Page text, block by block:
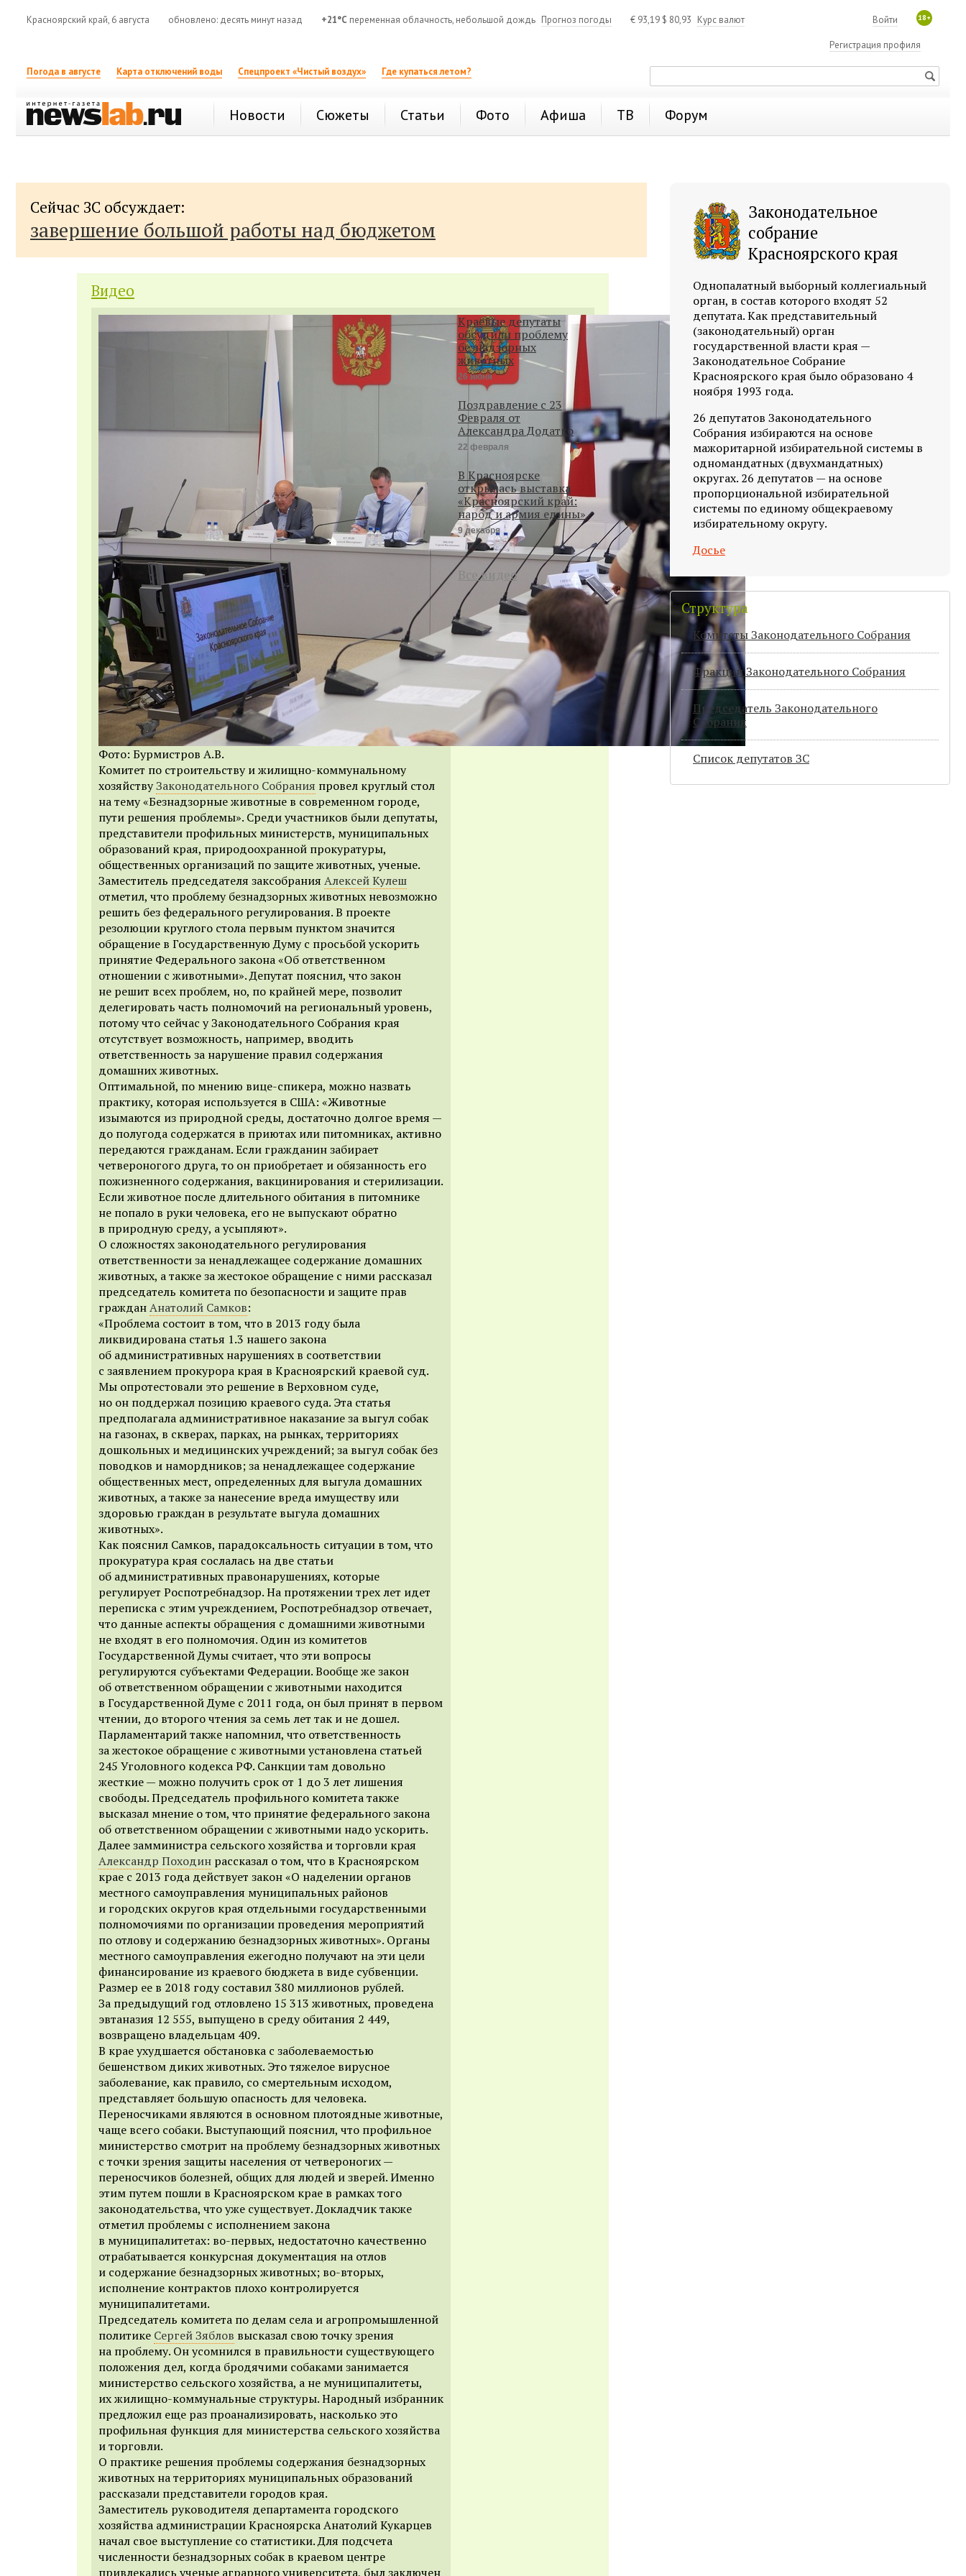
Красноярский край, 6 августа обновлено: десять минут назад +21°C переменная облачность, небольшой дождь Прогноз погоды € 93,19 $ 80,93 Курс валют 18+
Войти
Регистрация профиля
Погода в августе Карта отключений воды Спецпроект «Чистый воздух» Где купаться летом?
Новости Сюжеты Статьи Фото Афиша ТВ Форум
Сейчас ЗС обсуждает:
завершение большой работы над бюджетом
Видео
Фото: Бурмистров А.В.
Комитет по строительству и жилищно-коммунальному
хозяйствуЗаконодательного Собрания провел круглый стол
на тему «Безнадзорные животные в современном городе,
пути решения проблемы». Среди участников были депутаты,
представители профильных министерств, муниципальных
образований края, природоохранной прокуратуры,
общественных организаций по защите животных, ученые.
Заместитель председателя заксобрания Алексей Кулеш
отметил, что проблему безнадзорных животных невозможно
решить без федерального регулирования. В проекте
резолюции круглого стола первым пунктом значится
обращение в Государственную Думу с просьбой ускорить
принятие Федерального закона «Об ответственном
отношении с животными». Депутат пояснил, что закон
не решит всех проблем, но, по крайней мере, позволит
делегировать часть полномочий на региональный уровень,
потому что сейчас у Законодательного Собрания края
отсутствует возможность, например, вводить
ответственность за нарушение правил содержания
домашних животных.
Оптимальной, по мнению вице-спикера, можно назвать
практику, которая используется в США: «Животные
изымаются из природной среды, достаточно долгое время —
до полугода содержатся в приютах или питомниках, активно
передаются гражданам. Если гражданин забирает
четвероногого друга, то он приобретает и обязанность его
пожизненного содержания, вакцинирования и стерилизации.
Если животное после длительного обитания в питомнике
не попало в руки человека, его не выпускают обратно
в природную среду, а усыпляют».
О сложностях законодательного регулирования
ответственности за ненадлежащее содержание домашних
животных, а также за жестокое обращение с ними рассказал
председатель комитета по безопасности и защите прав
гражданАнатолий Самков:
«Проблема состоит в том, что в 2013 году была
ликвидирована статья 1.3 нашего закона
об административных нарушениях в соответствии
с заявлением прокурора края в Красноярский краевой суд.
Мы опротестовали это решение в Верховном суде,
но он поддержал позицию краевого суда. Эта статья
предполагала административное наказание за выгул собак
на газонах, в скверах, парках, на рынках, территориях
дошкольных и медицинских учреждений; за выгул собак без
поводков и намордников; за ненадлежащее содержание
общественных мест, определенных для выгула домашних
животных, а также за нанесение вреда имуществу или
здоровью граждан в результате выгула домашних
животных».
Как пояснил Самков, парадоксальность ситуации в том, что
прокуратура края сослалась на две статьи
об административных правонарушениях, которые
регулирует Роспотребнадзор. На протяжении трех лет идет
переписка с этим учреждением, Роспотребнадзор отвечает,
что данные аспекты обращения с домашними животными
не входят в его полномочия. Один из комитетов
Государственной Думы считает, что эти вопросы
регулируются субъектами Федерации. Вообще же закон
об ответственном обращении с животными находится
в Государственной Думе с 2011 года, он был принят в первом
чтении, до второго чтения за семь лет так и не дошел.
Парламентарий также напомнил, что ответственность
за жестокое обращение с животными установлена статьей
245 Уголовного кодекса РФ. Санкции там довольно
жесткие — можно получить срок от 1 до 3 лет лишения
свободы. Председатель профильного комитета также
высказал мнение о том, что принятие федерального закона
об ответственном обращении с животными надо ускорить.
Далее замминистра сельского хозяйства и торговли края
Александр Походин рассказал о том, что в Красноярском
крае с 2013 года действует закон «О наделении органов
местного самоуправления муниципальных районов
и городских округов края отдельными государственными
полномочиями по организации проведения мероприятий
по отлову и содержанию безнадзорных животных». Органы
местного самоуправления ежегодно получают на эти цели
финансирование из краевого бюджета в виде субвенции.
Размер ее в 2018 году составил 380 миллионов рублей.
За предыдущий год отловлено 15 313 животных, проведена
эвтаназия 12 555, выпущено в среду обитания 2 449,
возвращено владельцам 409.
В крае ухудшается обстановка с заболеваемостью
бешенством диких животных. Это тяжелое вирусное
заболевание, как правило, со смертельным исходом,
представляет большую опасность для человека.
Переносчиками являются в основном плотоядные животные,
чаще всего собаки. Выступающий пояснил, что профильное
министерство смотрит на проблему безнадзорных животных
с точки зрения защиты населения от четвероногих —
переносчиков болезней, общих для людей и зверей. Именно
этим путем пошли в Красноярском крае в рамках того
законодательства, что уже существует. Докладчик также
отметил проблемы с исполнением закона
в муниципалитетах: во-первых, недостаточно качественно
отрабатывается конкурсная документация на отлов
и содержание безнадзорных животных; во-вторых,
исполнение контрактов плохо контролируется
муниципалитетами.
Председатель комитета по делам села и агропромышленной
политике Сергей Зяблов высказал свою точку зрения
на проблему. Он усомнился в правильности существующего
положения дел, когда бродячими собаками занимается
министерство сельского хозяйства, а не муниципалитеты,
их жилищно-коммунальные структуры. Народный избранник
предложил еще раз проанализировать, насколько это
профильная функция для министерства сельского хозяйства
и торговли.
О практике решения проблемы содержания безнадзорных
животных на территориях муниципальных образований
рассказали представители городов края.
Заместитель руководителя департамента городского
хозяйства администрации Красноярска Анатолий Кукарцев
начал свое выступление со статистики. Для подсчета
численности безнадзорных собак в краевом центре
привлекались ученые аграрного университета, был заключен
Краевые депутаты
обсудили проблему
безнадзорных
животных
26 июня
Поздравление с 23
Февраля от
Александра Додатко
22 февраля
В Красноярске
открылась выставка
«Красноярский край:
народ и армия едины»
9 декабря
Все видео
Законодательное
собрание
Красноярского края
Однопалатный выборный коллегиальный
орган, в состав которого входят 52
депутата. Как представительный
(законодательный) орган
государственной власти края —
Законодательное Собрание
Красноярского края было образовано 4
ноября 1993 года.
26 депутатов Законодательного
Собрания избираются на основе
мажоритарной избирательной системы в
одномандатных (двухмандатных)
округах. 26 депутатов — на основе
пропорциональной избирательной
системы по единому общекраевому
избирательному округу.
Досье
Структура
Комитеты Законодательного Собрания
Фракции Законодательного Собрания
Председатель Законодательного
Cобрания
Список депутатов ЗС